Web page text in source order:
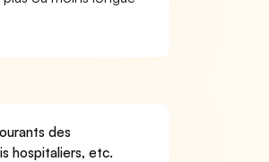
des
hospitaliers, etc.